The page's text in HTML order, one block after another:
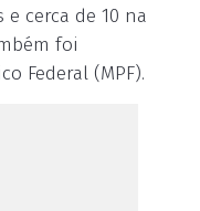
cerca de 10 na
foi
Federal (MPF).